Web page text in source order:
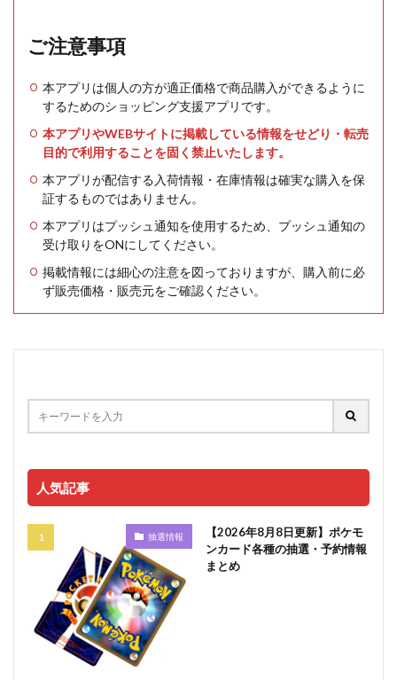
ご注意事項
本アプリは個人の方が適正価格で商品購入ができるように
するためのショッピング支援アプリです。
本アプリやWEBサイトに掲載している情報をせどり・転売
目的で利用することを固く禁止いたします。
本アプリが配信する入荷情報・在庫情報は確実な購入を保
証するものではありません。
本アプリはプッシュ通知を使用するため、プッシュ通知の
受け取りをONにしてください。
掲載情報には細心の注意を図っておりますが、購入前に必
ず販売価格・販売元をご確認ください。
人気記事
抽選情報
【2026年8月8日更新】ポケモ
ンカード各種の抽選・予約情報
まとめ